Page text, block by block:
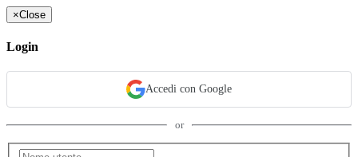
×Close
Login
Accedi con Google
or